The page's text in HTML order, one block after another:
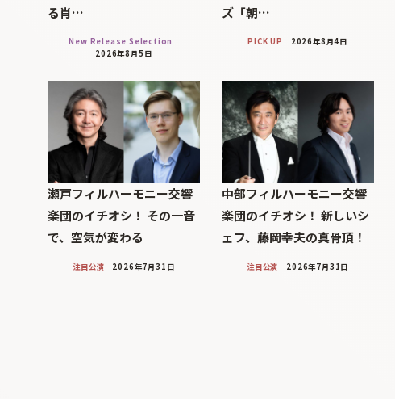
る肖…
New Release Selection
2026年8月5日
ズ「朝…
PICK UP 2026年8月4日
瀬戸フィルハーモニー交響
楽団のイチオシ！ その一音
で、空気が変わる
注目公演 2026年7月31日
中部フィルハーモニー交響
楽団のイチオシ！ 新しいシ
ェフ、藤岡幸夫の真骨頂！
注目公演 2026年7月31日